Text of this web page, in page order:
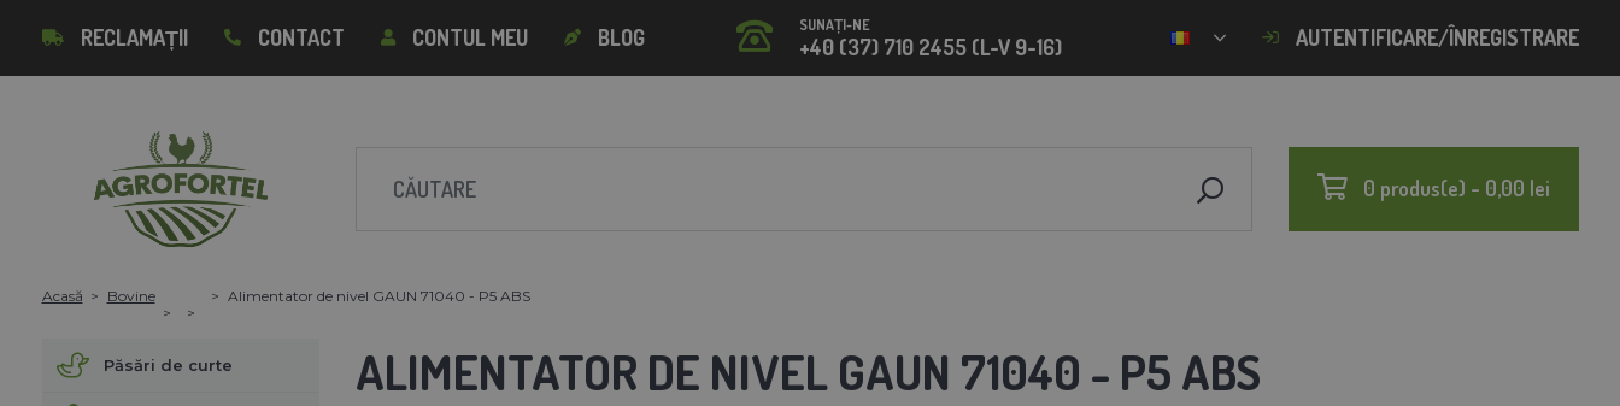
RECLAMAȚII CONTACT CONTUL MEU BLOG SUNAȚI-NE
+40 (37) 710 2455 (L-V 9-16) AUTENTIFICARE/ÎNREGISTRARE
0 produs(e) - 0,00 lei
Acasă Bovine Alimentator de nivel GAUN 71040 - P5 ABS
Păsări de curte ALIMENTATOR DE NIVEL GAUN 71040 - P5 ABS